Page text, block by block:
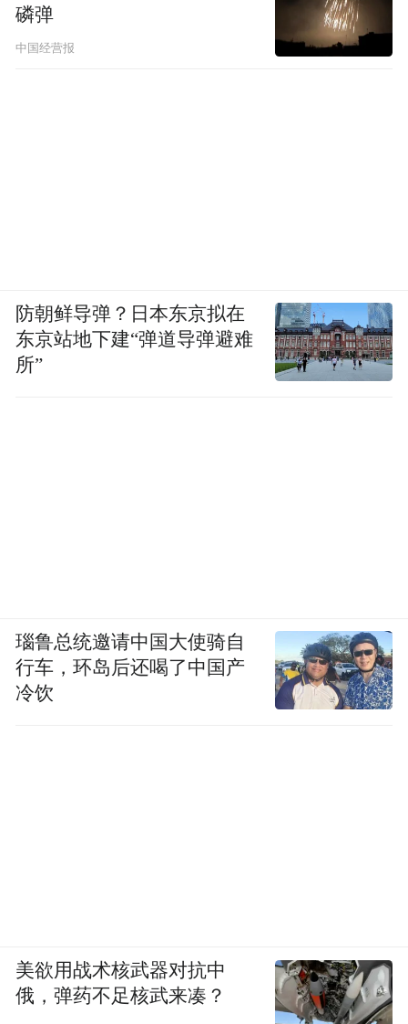
磷弹
中国经营报
防朝鲜导弹？日本东京拟在
东京站地下建“弹道导弹避难
所”
瑙鲁总统邀请中国大使骑自
行车，环岛后还喝了中国产
冷饮
美欲用战术核武器对抗中
俄，弹药不足核武来凑？